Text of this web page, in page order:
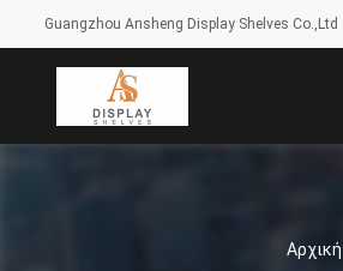
Guangzhou Ansheng Display Shelves Co.,Ltd